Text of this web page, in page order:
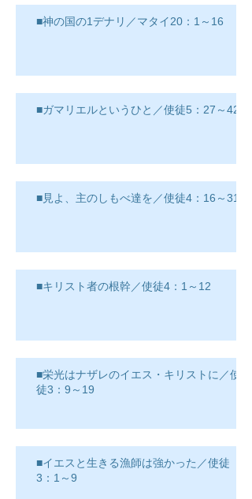
■神の国の1デナリ／マタイ20：1～16
■ガマリエルというひと／使徒5：27～42
■見よ、主のしもべ達を／使徒4：16～31
■キリスト者の根幹／使徒4：1～12
■栄光はナザレのイエス・キリストに／使
徒3：9～19
■イエスと生きる漁師は強かった／使徒
3：1～9